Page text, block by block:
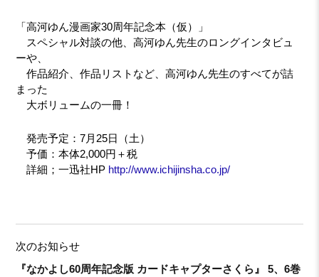
「高河ゆん漫画家30周年記念本（仮）」
スペシャル対談の他、高河ゆん先生のロングインタビュ
ーや、
作品紹介、作品リストなど、高河ゆん先生のすべてが詰
まった
大ボリュームの一冊！
発売予定：7月25日（土）
予価：本体2,000円＋税
詳細；一迅社HP http://www.ichijinsha.co.jp/
次のお知らせ
『なかよし60周年記念版 カードキャプターさくら』 5、6巻